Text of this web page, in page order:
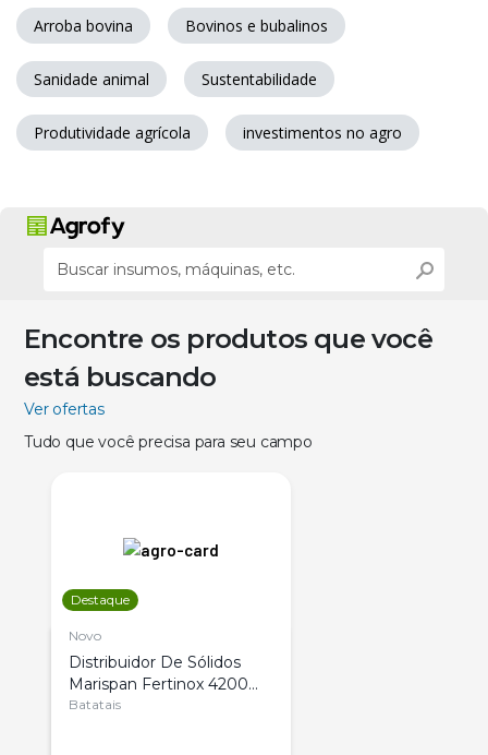
Arroba bovina Bovinos e bubalinos
Sanidade animal Sustentabilidade
Produtividade agrícola investimentos no agro
Encontre os produtos que você
está buscando
Ver ofertas
Tudo que você precisa para seu campo
Destaque
Novo
Distribuidor De Sólidos
Marispan Fertinox 4200
Citrus
Batatais